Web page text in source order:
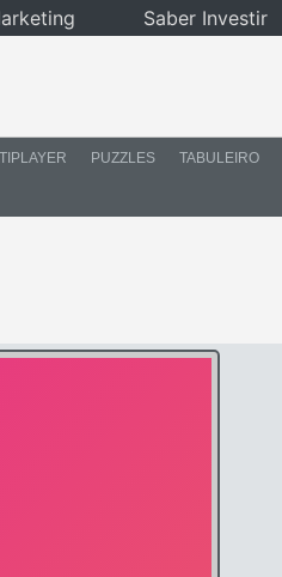
PUZZLES TABULEIRO
Saber Investir